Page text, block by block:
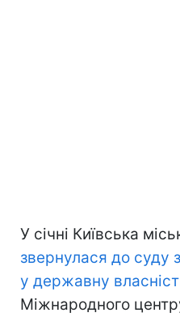
У січні Київська
звернулася до суду
у державну
Міжнародного